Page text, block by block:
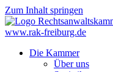
Zum Inhalt springen
Die Kammer
Über uns